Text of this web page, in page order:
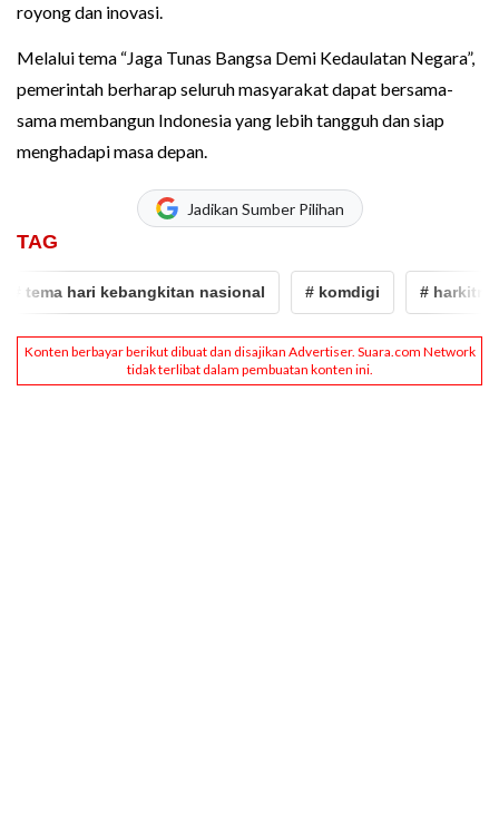
royong dan inovasi.
Melalui tema “Jaga Tunas Bangsa Demi Kedaulatan Negara”,
pemerintah berharap seluruh masyarakat dapat bersama-
sama membangun Indonesia yang lebih tangguh dan siap
menghadapi masa depan.
Jadikan Sumber Pilihan
TAG
hari kebangkitan nasional # komdigi # harkitnas